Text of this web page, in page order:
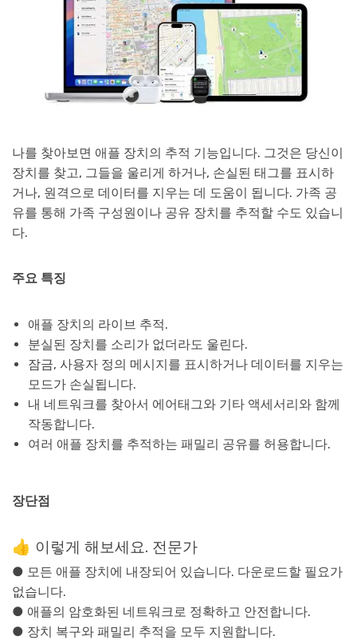
나를 찾아보면 애플 장치의 추적 기능입니다. 그것은 당신이
장치를 찾고, 그들을 울리게 하거나, 손실된 태그를 표시하
거나, 원격으로 데이터를 지우는 데 도움이 됩니다. 가족 공
유를 통해 가족 구성원이나 공유 장치를 추적할 수도 있습니
다.
주요 특징
애플 장치의 라이브 추적.
분실된 장치를 소리가 없더라도 울린다.
잠금, 사용자 정의 메시지를 표시하거나 데이터를 지우는
모드가 손실됩니다.
내 네트워크를 찾아서 에어태그와 기타 액세서리와 함께
작동합니다.
여러 애플 장치를 추적하는 패밀리 공유를 허용합니다.
장단점
👍 이렇게 해보세요. 전문가
● 모든 애플 장치에 내장되어 있습니다. 다운로드할 필요가
없습니다.
● 애플의 암호화된 네트워크로 정확하고 안전합니다.
● 장치 복구와 패밀리 추적을 모두 지원합니다.